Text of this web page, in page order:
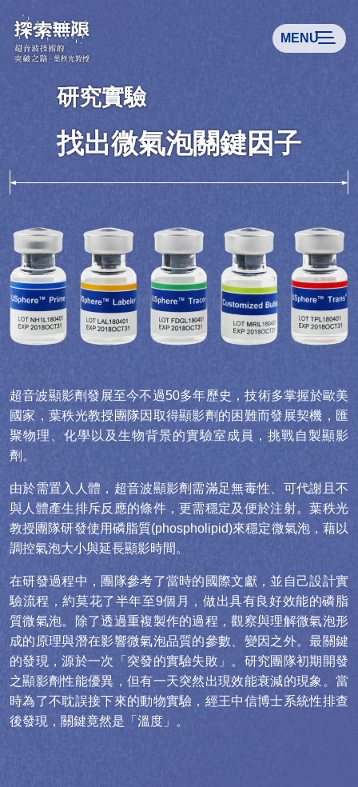
MENU
研究實驗
研究實驗
找出微氣泡關鍵因子
找出微氣泡關鍵因子
超音波顯影劑發展至今不過50多年歷史，技術多掌握於歐美
國家，葉秩光教授團隊因取得顯影劑的困難而發展契機，匯
聚物理、化學以及生物背景的實驗室成員，挑戰自製顯影
劑。
由於需置入人體，超音波顯影劑需滿足無毒性、可代謝且不
與人體產生排斥反應的條件，更需穩定及便於注射。葉秩光
教授團隊研發使用磷脂質(phospholipid)來穩定微氣泡，藉以
調控氣泡大小與延長顯影時間。
在研發過程中，團隊參考了當時的國際文獻，並自己設計實
驗流程，約莫花了半年至9個月，做出具有良好效能的磷脂
質微氣泡。除了透過重複製作的過程，觀察與理解微氣泡形
成的原理與潛在影響微氣泡品質的參數、變因之外。最關鍵
的發現，源於一次「突發的實驗失敗」。研究團隊初期開發
之顯影劑性能優異，但有一天突然出現效能衰減的現象。當
時為了不耽誤接下來的動物實驗，經王中信博士系統性排查
後發現，關鍵竟然是「溫度」。